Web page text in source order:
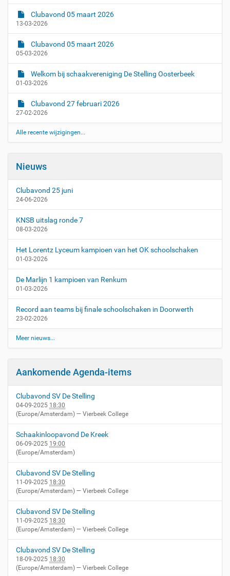
Clubavond 05 maart 2026
13-03-2026
Clubavond 05 maart 2026
05-03-2026
Welkom bij schaakvereniging De Stelling Oosterbeek
01-03-2026
Clubavond 27 februari 2026
27-02-2026
Alle recente wijzigingen...
Nieuws
Clubavond 25 juni
24-06-2026
KNSB uitslag ronde 7
08-03-2026
Het Lorentz Lyceum kampioen van het OK schoolschaken
01-03-2026
De Marlijn 1 kampioen van Renkum
01-03-2026
Record aan teams bij finale schoolschaken in Doorwerth
23-02-2026
Meer nieuws...
Aankomende Agenda-items
Clubavond SV De Stelling
04-09-2025 18:30
(Europe/Amsterdam) — Vierbeek College
Schaakinloopavond De Kreek
06-09-2025 19:00
(Europe/Amsterdam)
Clubavond SV De Stelling
11-09-2025 18:30
(Europe/Amsterdam) — Vierbeek College
Clubavond SV De Stelling
11-09-2025 18:30
(Europe/Amsterdam) — Vierbeek College
Clubavond SV De Stelling
18-09-2025 18:30
(Europe/Amsterdam) — Vierbeek College